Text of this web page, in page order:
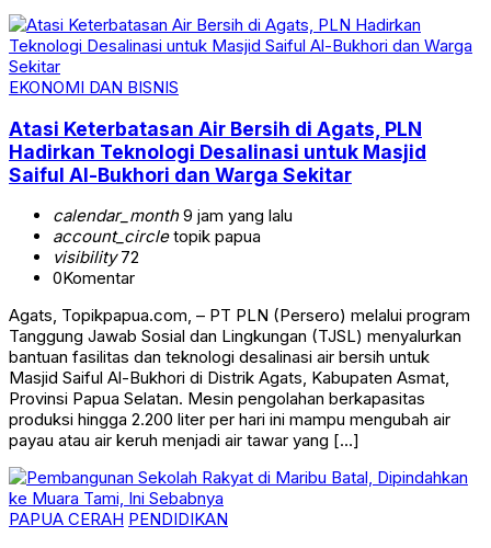
EKONOMI DAN BISNIS
Atasi Keterbatasan Air Bersih di Agats, PLN
Hadirkan Teknologi Desalinasi untuk Masjid
Saiful Al-Bukhori dan Warga Sekitar
calendar_month9 jam yang lalu
account_circletopik papua
visibility72
0Komentar
Agats, Topikpapua.com, – PT PLN (Persero) melalui program
Tanggung Jawab Sosial dan Lingkungan (TJSL) menyalurkan
bantuan fasilitas dan teknologi desalinasi air bersih untuk
Masjid Saiful Al-Bukhori di Distrik Agats, Kabupaten Asmat,
Provinsi Papua Selatan. Mesin pengolahan berkapasitas
produksi hingga 2.200 liter per hari ini mampu mengubah air
payau atau air keruh menjadi air tawar yang […]
PAPUA CERAH PENDIDIKAN